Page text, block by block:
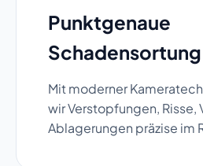
Punktgenaue
Schadensortung
Mit moderner
wir Verstopfungen, Risse,
Ablagerungen präzise im